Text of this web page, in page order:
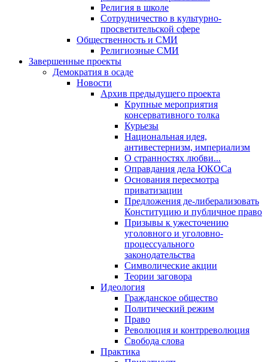
Религия в школе
Сотрудничество в культурно-
просветительской сфере
Общественность и СМИ
Религиозные СМИ
Завершенные проекты
Демократия в осаде
Новости
Архив предыдущего проекта
Крупные мероприятия
консервативного толка
Курьезы
Национальная идея,
антивестернизм, империализм
О странностях любви...
Оправдания дела ЮКОСа
Основания пересмотра
приватизации
Предложения де-либерализовать
Конституцию и публичное право
Призывы к ужесточению
уголовного и уголовно-
процессуального
законодательства
Символические акции
Теории заговора
Идеология
Гражданское общество
Политический режим
Право
Революция и контрреволюция
Свобода слова
Практика